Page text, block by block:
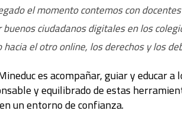
el momento contemos con
buenos ciudadanos digitales en los
el otro online, los derechos y los
es acompañar, guiar y educar
y equilibrado de estas
un entorno de confianza.